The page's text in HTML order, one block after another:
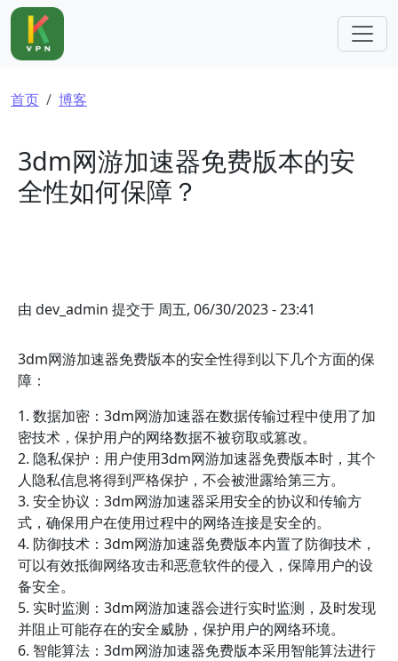
跳转到主要内容
面包屑
首页 博客
3dm网游加速器免费版本的安
全性如何保障？
由 dev_admin 提交于 周五, 06/30/2023 - 23:41
3dm网游加速器免费版本的安全性得到以下几个方面的保
障：
1. 数据加密：3dm网游加速器在数据传输过程中使用了加
密技术，保护用户的网络数据不被窃取或篡改。
2. 隐私保护：用户使用3dm网游加速器免费版本时，其个
人隐私信息将得到严格保护，不会被泄露给第三方。
3. 安全协议：3dm网游加速器采用安全的协议和传输方
式，确保用户在使用过程中的网络连接是安全的。
4. 防御技术：3dm网游加速器免费版本内置了防御技术，
可以有效抵御网络攻击和恶意软件的侵入，保障用户的设
备安全。
5. 实时监测：3dm网游加速器会进行实时监测，及时发现
并阻止可能存在的安全威胁，保护用户的网络环境。
6. 智能算法：3dm网游加速器免费版本采用智能算法进行